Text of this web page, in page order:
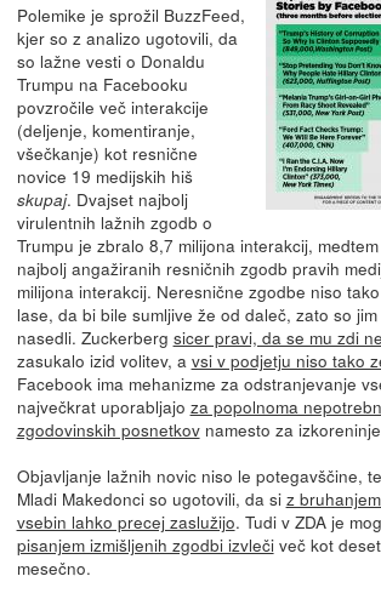
Polemike je sprožil BuzzFeed,
kjer so z analizo ugotovili, da
so lažne vesti o Donaldu
Trumpu na Facebooku
povzročile več interakcije
(deljenje, komentiranje,
všečkanje) kot resnične
novice 19 medijskih hiš
skupaj. Dvajset najbolj
virulentnih lažnih zgodb o
Trumpu je zbralo 8,7 milijona interakcij,
najbolj angažiranih resničnih zgodb pravih
milijona interakcij. Neresnične zgodbe niso
lase, da bi bile sumljive že od daleč, zato so
nasedli. Zuckerberg sicer pravi, da se mu zdi
zasukalo izid volitev, a vsi v podjetju niso tako
Facebook ima mehanizme za odstranjevanje
največkrat uporabljajo za popolnoma
zgodovinskih posnetkovnamesto za
Objavljanje lažnih novic niso le potegavščine,
Mladi Makedonci so ugotovili, da si z
vsebin lahko precej zaslužijo. Tudi v ZDA je
pisanjem izmišljenih zgodbi izvlečiveč kot
mesečno.